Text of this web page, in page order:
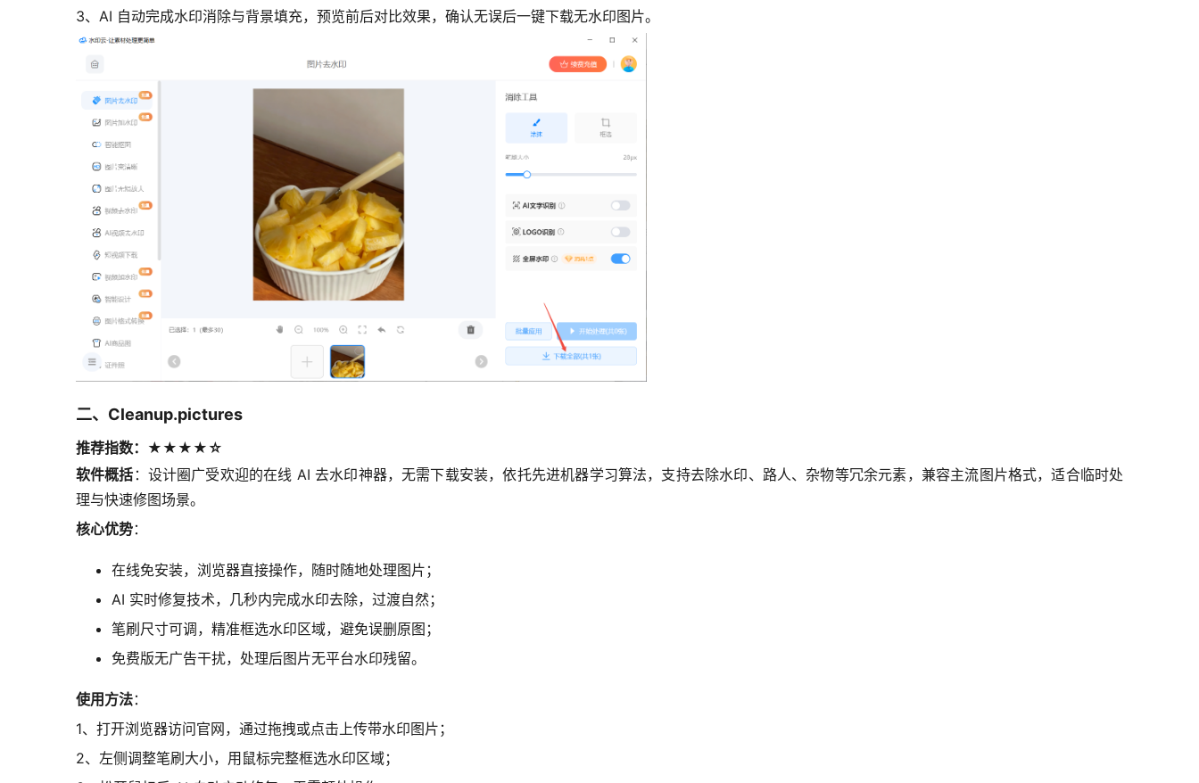
3、AI 自动完成水印消除与背景填充，预览前后对比效果，确认无误后一键下载无水印图片。
二、Cleanup.pictures
推荐指数：★★★★☆
软件概括 ：设计圈广受欢迎的在线 AI 去水印神器，无需下载安装，依托先进机器学习算法，支持去除水印、路人、杂物等冗余元素，兼容主流图片格式，适合临时处
理与快速修图场景。
核心优势：
在线免安装，浏览器直接操作，随时随地处理图片；
AI 实时修复技术，几秒内完成水印去除，过渡自然；
笔刷尺寸可调，精准框选水印区域，避免误删原图；
免费版无广告干扰，处理后图片无平台水印残留。
使用方法：
1、打开浏览器访问官网，通过拖拽或点击上传带水印图片；
2、左侧调整笔刷大小，用鼠标完整框选水印区域；